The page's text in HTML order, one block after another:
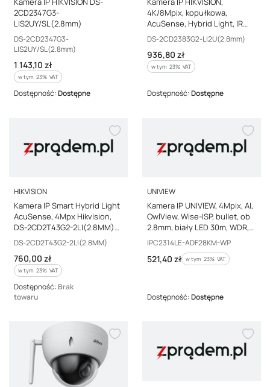
2CD2347G3-
LIS2UY/SL(2.8mm)
Kod producenta
DS-2CD2347G3-
LIS2UY/SL(2.8mm)
Cena brutto
1 143,10 zł
w tym %s VAT
w tym 23% VAT
Dostępność:Dostępne
4K/8Mpix, kopułkowa,
AcuSense, Hybrid Light, IR
30m, ob 2.8mm, WDR, uSDXC,
mikrofon, IP67, 12VDC/PoE
Kod producenta
DS-2CD2383G2-LI2U(2.8mm)
Cena brutto
936,80 zł
w tym %s VAT
w tym 23% VAT
Dostępność:Dostępne
PRODUCENT
HIKVISION
Kamera IP Smart Hybrid Light
AcuSense, 4Mpx Hikvision,
DS-2CD2T43G2-2LI(2.8MM)
92862
Kod producenta
DS-2CD2T43G2-2LI(2.8MM)
Cena brutto
760,00 zł
w tym %s VAT
w tym 23% VAT
Dostępność: Brak
towaru
PRODUCENT
UNIVIEW
Kamera IP UNIVIEW, 4Mpix, AI,
OwlView, Wise-ISP, bullet, ob
2.8mm, biały LED 30m, WDR,
SDXC, IP67, mikrofon,
12VDC/PoE
Kod producenta
IPC2314LE-ADF28KM-WP
Cena brutto
521,40 zł w tym %s VAT
w tym 23% VAT
Dostępność:Dostępne